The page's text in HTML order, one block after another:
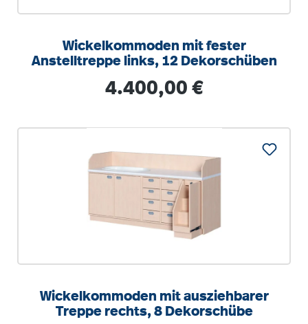
Wickelkommoden mit fester
Anstelltreppe links, 12 Dekorschüben
Regulärer Preis:
4.400,00 €
Wickelkommoden mit ausziehbarer
Treppe rechts, 8 Dekorschübe